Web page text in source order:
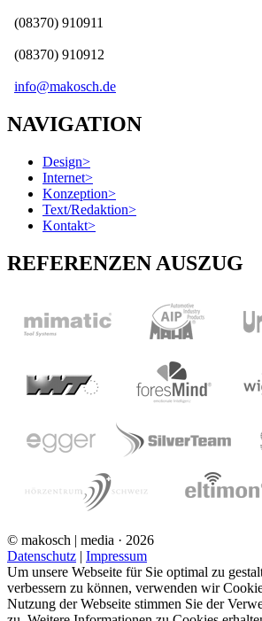
(08370) 910911
(08370) 910912
info@makosch.de
NAVIGATION
Design>
Internet>
Konzeption>
Text/Redaktion>
Kontakt>
REFERENZEN AUSZUG
© makosch | media · 2026
Datenschutz | Impressum
Um unsere Webseite für Sie optimal zu
verbessern zu können, verwenden wir
Nutzung der Webseite stimmen Sie der